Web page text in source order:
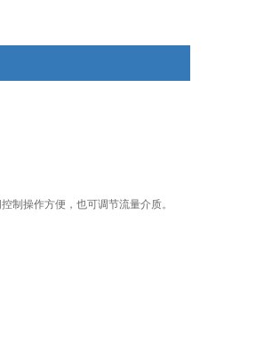
制操作方便，也可调节流量介质。